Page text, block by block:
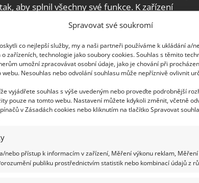
Spravovat své soukromí
co nejlepší služby, my a naši partneři používáme k ukládání a/
zařízeních, technologie jako soubory cookies. Souhlas s těmito
umožní zpracovávat osobní údaje, jako je chování při
webu. Nesouhlas nebo odvolání souhlasu může nepříznivě ovlivnit
vyjádřete souhlas s výše uvedeným nebo proveďte podrobnější
pouze na tomto webu. Nastavení můžete kdykoli změnit, včetně
v Zásadách cookies nebo kliknutím na tlačítko Spravovat
nebo přístup k informacím v zařízení, Měření výkonu reklam,
publiku prostřednictvím statistik nebo kombinací údajů z
aby splnil všechny své funkce. K zařízení
stačit nebude. Buď budete muset pátrat
nábytku, případně si nechat takový
je, že se do výroby minimálně
+ organizéry
bohatou fantazii. Jako úložné
postele, pod níž může být pracovní
podium, pod kterým vznikne úložný
stůl.
mohou viset skřínky dostupné pomocí